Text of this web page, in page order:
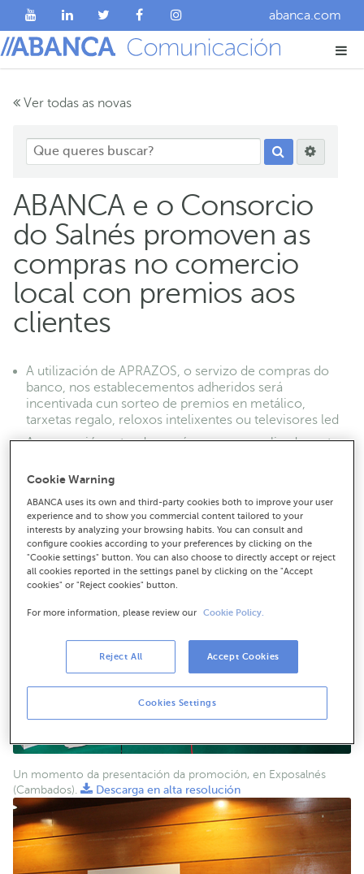
abanca.com
Ver todas as novas
ABANCA e o Consorcio
do Salnés promoven as
compras no comercio
local con premios aos
clientes
A utilización de APRAZOS, o servizo de compras do
banco, nos establecementos adheridos será
incentivada cun sorteo de premios en metálico,
tarxetas regalo, reloxos intelixentes ou televisores led
A promoción estenderase ás compras realizadas entre
Un momento da presentación da promoción, en Exposalnés
(Cambados).
Descarga en alta resolución
Cookie Warning
ABANCA uses its own and third-party cookies both to improve your user
experience and to show you commercial content tailored to your
interests by analyzing your browsing habits. You can consult and
configure cookies according to your preferences by clicking on the
"Cookie settings" button. You can also choose to directly accept or reject
all cookies reported in the settings panel by clicking on the "Accept
cookies" or "Reject cookies" button.
For more information, please review our Cookie Policy.
Cookies Settings
Reject All Accept Cookies